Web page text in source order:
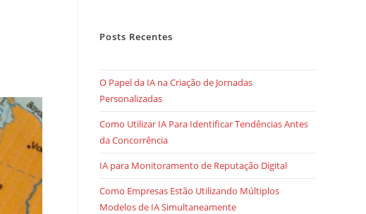
Posts Recentes
O Papel da IA na Criação de Jornadas
Personalizadas
Como Utilizar IA Para Identificar Tendências Antes
da Concorrência
IA para Monitoramento de Reputação Digital
Como Empresas Estão Utilizando Múltiplos
Modelos de IA Simultaneamente